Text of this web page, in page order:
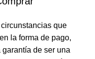
que
la forma de pago,
de ser una